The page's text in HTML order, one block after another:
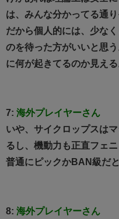
は、みんな分かってる通
だから個人的には、少な
のを待った方がいいと思
に何が起きてるのか見える
7: 海外プレイヤーさん
いや、サイクロップスは
るし、機動力も正直フェ
普通にピックかBAN級だと
8: 海外プレイヤーさん